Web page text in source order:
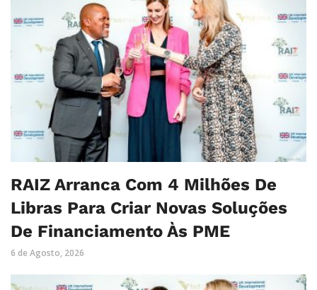
RAIZ Arranca Com 4 Milhões De
Libras Para Criar Novas Soluções
De Financiamento Às PME
6 de Agosto, 2026